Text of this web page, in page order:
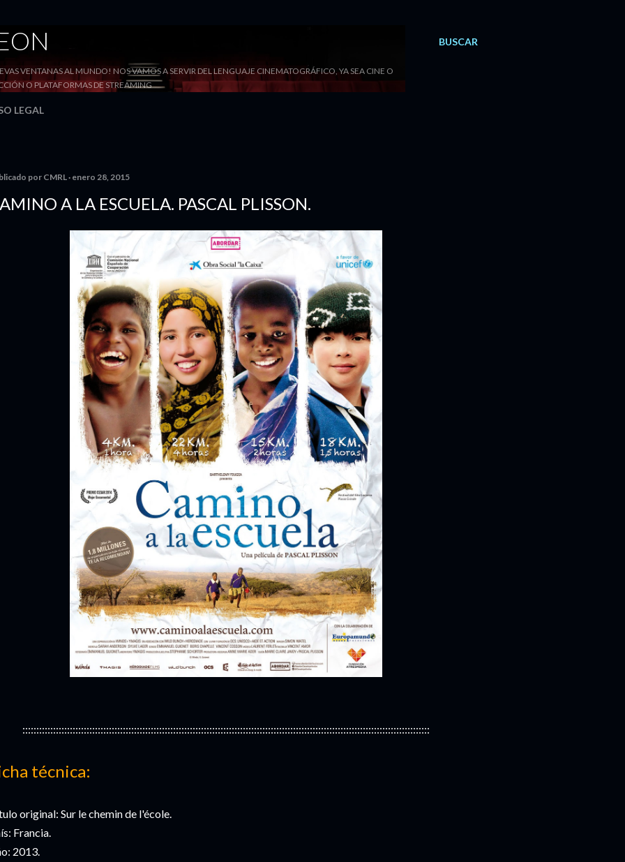
BUSCAR
VENTANAS AL MUNDO! NOS VAMOS A SERVIR DEL LENGUAJE CINEMATOGRÁFICO, YA SEA CINE O
O PLATAFORMAS DE STREAMING
LEGAL
porCMRL enero 28, 2015
A LA ESCUELA. PASCAL PLISSON.
::::::::::::::::::::::::::::::::::::::::::::::::::::::::::::::::::::::::::::::::::::::::::::::::::::::::::::::::::::::::::::::::::::::::::::::::::
técnica:
original: Sur le chemin de l'école.
Francia.
2013.